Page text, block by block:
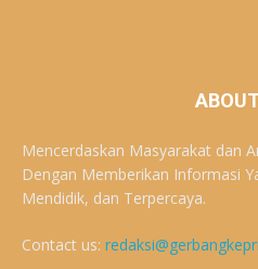
Mencerdaskan Masyarakat dan
Dengan Memberikan Informasi
Mendidik, dan Terpercaya.
Contact us: